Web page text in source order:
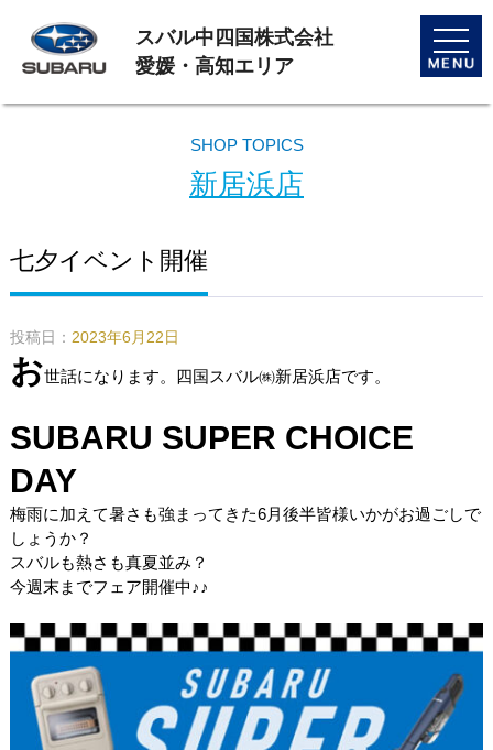
toggle
スバル中四国株式会社
愛媛・高知エリア
SHOP TOPICS
新居浜店
七夕イベント開催
投稿日： 2023年6月22日
お世話になります。四国スバル㈱新居浜店です。
SUBARU SUPER CHOICE
DAY
梅雨に加えて暑さも強まってきた6月後半皆様いかがお過ごしで
しょうか？
スバルも熱さも真夏並み？
今週末までフェア開催中♪♪